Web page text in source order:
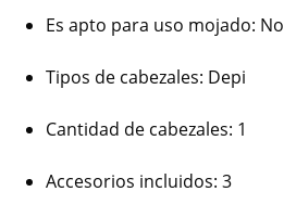
Es apto para uso mojado: No
Tipos de cabezales: Depi
Cantidad de cabezales: 1
Accesorios incluidos: 3